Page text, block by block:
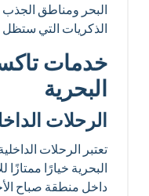
البحر ومناطق الجذب
الذكريات التي ستظل
خدمات
البحرية
الرحلات
تعتبر الرحلات
البحرية خيارًا ممتازًا
داخل منطقة صباح